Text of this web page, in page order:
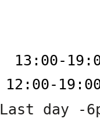
13:00-
12:00-
Last day -